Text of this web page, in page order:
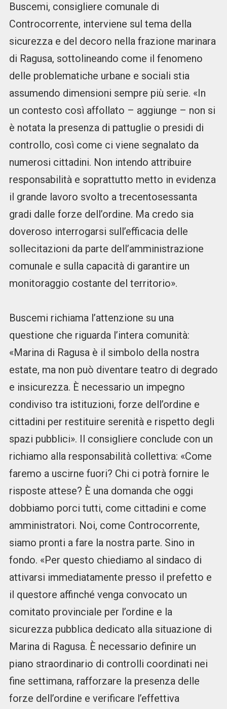
Buscemi, consigliere comunale di
Controcorrente, interviene sul tema della
sicurezza e del decoro nella frazione marinara
di Ragusa, sottolineando come il fenomeno
delle problematiche urbane e sociali stia
assumendo dimensioni sempre più serie. «In
un contesto così affollato – aggiunge – non si
è notata la presenza di pattuglie o presidi di
controllo, così come ci viene segnalato da
numerosi cittadini. Non intendo attribuire
responsabilità e soprattutto metto in evidenza
il grande lavoro svolto a trecentosessanta
gradi dalle forze dell’ordine. Ma credo sia
doveroso interrogarsi sull’efficacia delle
sollecitazioni da parte dell’amministrazione
comunale e sulla capacità di garantire un
monitoraggio costante del territorio».
Buscemi richiama l’attenzione su una
questione che riguarda l’intera comunità:
«Marina di Ragusa è il simbolo della nostra
estate, ma non può diventare teatro di degrado
e insicurezza. È necessario un impegno
condiviso tra istituzioni, forze dell’ordine e
cittadini per restituire serenità e rispetto degli
spazi pubblici». Il consigliere conclude con un
richiamo alla responsabilità collettiva: «Come
faremo a uscirne fuori? Chi ci potrà fornire le
risposte attese? È una domanda che oggi
dobbiamo porci tutti, come cittadini e come
amministratori. Noi, come Controcorrente,
siamo pronti a fare la nostra parte. Sino in
fondo. «Per questo chiediamo al sindaco di
attivarsi immediatamente presso il prefetto e
il questore affinché venga convocato un
comitato provinciale per l’ordine e la
sicurezza pubblica dedicato alla situazione di
Marina di Ragusa. È necessario definire un
piano straordinario di controlli coordinati nei
fine settimana, rafforzare la presenza delle
forze dell’ordine e verificare l’effettiva